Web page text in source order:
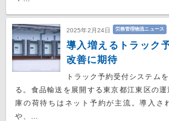
2025年2月24日 労務管理物流ニュース
導入増えるトラック
改善に期待
トラック予約受付システム
る。食品輸送を展開する東京都江東区の
庫の荷待ちはネット予約が主流。導入さ
や、…